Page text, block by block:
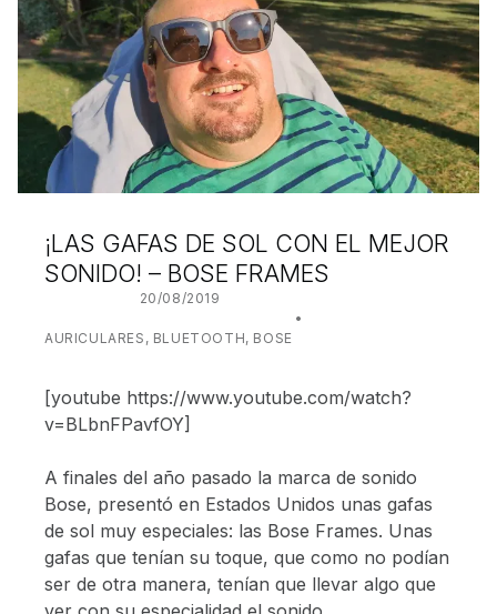
¡LAS GAFAS DE SOL CON EL MEJOR
SONIDO! – BOSE FRAMES
20/08/2019
AURICULARES , BLUETOOTH, BOSE
[youtube https://www.youtube.com/watch?
v=BLbnFPavfOY]
A finales del año pasado la marca de sonido
Bose, presentó en Estados Unidos unas gafas
de sol muy especiales: las Bose Frames. Unas
gafas que tenían su toque, que como no podían
ser de otra manera, tenían que llevar algo que